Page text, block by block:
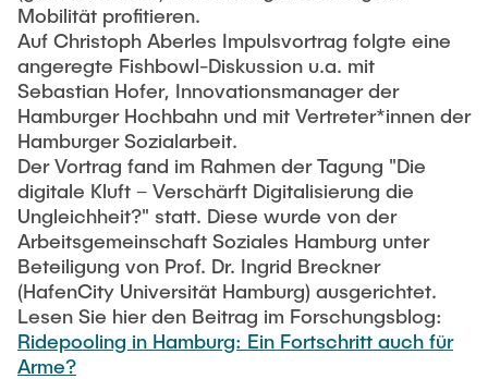
Rolle. Der Fokus lag überwiegend beim
Berufsverkehr und den entsprechenden
Möglichkeiten zur Veränderung der
Verkehrsmittelwahl. Auch die Tätigkeit von
Eckhard Kutter konzentrierte sich zunächst fast
ausschließlich auf den Personenverkehr. Dies
änderte sich jedoch mit der Berufung an die TU
Hamburg-Harburg. Der neu gegründete
Arbeitsbereich Verkehrs­systeme und Logistik war
die erste Organisationseinheit an einer
deutschen Universität, die die beiden
Fachrichtungen Verkehrsplanung und Logistik in
einem Bereich zusammenführte. »Herr Kutter,
wollen Sie etwa die Welt verbessern?«. Diese
Mobilität profitieren.
Auf Christoph Aberles Impulsvortrag folgte eine
angeregte Fishbowl-Diskussion u.a. mit
Sebastian Hofer, Innovationsmanager der
Hamburger Hochbahn und mit Vertreter*innen der
Hamburger Sozialarbeit.
Der Vortrag fand im Rahmen der Tagung "Die
digitale Kluft – Verschärft Digitalisierung die
Ungleichheit?" statt. Diese wurde von der
Arbeitsgemeinschaft Soziales Hamburg unter
Beteiligung von Prof. Dr. Ingrid Breckner
(HafenCity Universität Hamburg) ausgerichtet.
Lesen Sie hier den Beitrag im Forschungsblog:
Ridepooling in Hamburg: Ein Fortschritt auch für
Arme?